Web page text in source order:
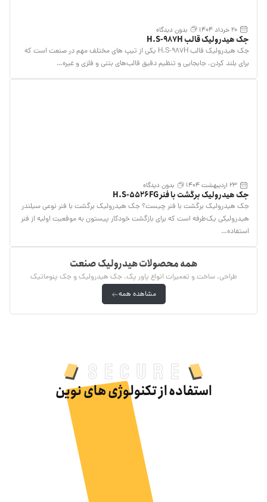
20 خرداد 1404 بدون دیدگاه
جک هیدرولیک قالب H.S-987H
جک هیدرولیک قالب H.S-987H یکی از تیپ های مختلف مهم در صنعت است که
برای بلند کردن، جابجایی و تنظیم دقیق قالب‌های بتنی و فلزی و غیره…
23 اردیبهشت 1404 بدون دیدگاه
جک هیدرولیک برگشت با فنر H.S-5526FG
جک هیدرولیک برگشت با فنر چیست؟ جک هیدرولیک برگشت با فنر نوعی سیلندر
هیدرولیکی یک‌طرفه است که برای بازگشت خودکار پیستون به موقعیت اولیه از فنر
استفاده…
همه محصولات هیدرولیک صنعت
طراحی، ساخت و تعمیرات انواع پاور پک، جک هیدرولیک و جک پنوماتیک
مشاهده همه
Secure
استفاده از تکنولوژی های نوین